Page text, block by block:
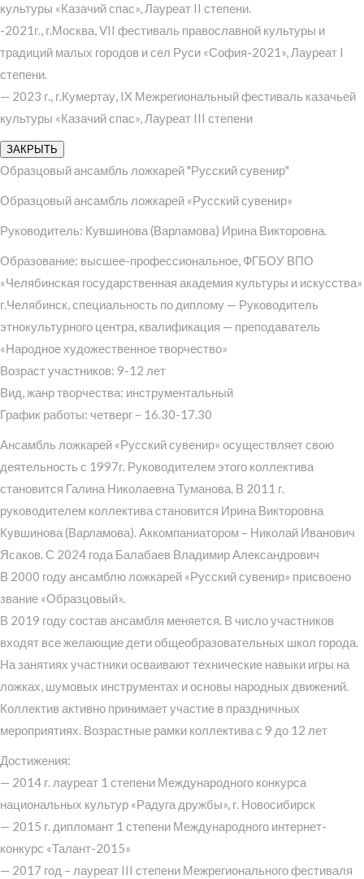
культуры «Казачий спас», Лауреат II степени.
-2021г., г.Москва, VII фестиваль православной культуры и
традиций малых городов и сел Руси «София-2021», Лауреат I
степени.
— 2023 г., г.Кумертау, IX Межрегиональный фестиваль казачьей
культуры «Казачий спас», Лауреат III степени
ЗАКРЫТЬ
Образцовый ансамбль ложкарей "Русский сувенир"
Образцовый ансамбль ложкарей «Русский сувенир»
Руководитель: Кувшинова (Варламова) Ирина Викторовна.
Образование: высшее-профессиональное, ФГБОУ ВПО
«Челябинская государственная академия культуры и искусства»
г.Челябинск, специальность по диплому — Руководитель
этнокультурного центра, квалификация — преподаватель
«Народное художественное творчество»
Возраст участников: 9-12 лет
Вид, жанр творчества: инструментальный
График работы: четверг – 16.30-17.30
Ансамбль ложкарей «Русский сувенир» осуществляет свою
деятельность с 1997г. Руководителем этого коллектива
становится Галина Николаевна Туманова. В 2011 г.
руководителем коллектива становится Ирина Викторовна
Кувшинова (Варламова). Аккомпаниатором – Николай Иванович
Ясаков. С 2024 года Балабаев Владимир Александрович
В 2000 году ансамблю ложкарей «Русский сувенир» присвоено
звание «Образцовый».
В 2019 году состав ансамбля меняется. В число участников
входят все желающие дети общеобразовательных школ города.
На занятиях участники осваивают технические навыки игры на
ложках, шумовых инструментах и основы народных движений.
Коллектив активно принимает участие в праздничных
мероприятиях. Возрастные рамки коллектива с 9 до 12 лет
Достижения:
— 2014 г. лауреат 1 степени Международного конкурса
национальных культур «Радуга дружбы», г. Новосибирск
— 2015 г. дипломант 1 степени Международного интернет-
конкурс «Талант-2015»
— 2017 год – лауреат III степени Межрегионального фестиваля